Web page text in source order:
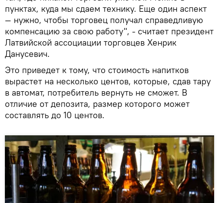
пунктах, куда мы сдаем технику. Еще один аспект
— нужно, чтобы торговец получал справедливую
компенсацию за свою работу", - считает президент
Латвийской ассоциации торговцев Хенрик
Данусевич.
Это приведет к тому, что стоимость напитков
вырастет на несколько центов, которые, сдав тару
в автомат, потребитель вернуть не сможет. В
отличие от депозита, размер которого может
составлять до 10 центов.